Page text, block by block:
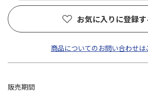
お気に入りに登録す
商品についてのお問い合わせは
販売期間